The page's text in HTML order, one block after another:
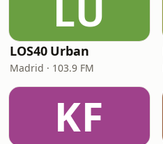
LU
LOS40 Urban
Madrid · 103.9 FM
KF